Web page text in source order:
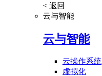
< 返回
云与智能
云与智能
云操作系统
虚拟化